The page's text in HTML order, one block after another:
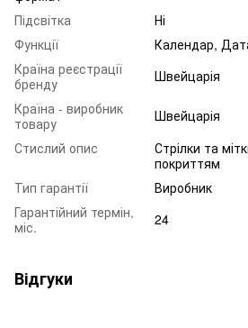
Підсвітка
Ні
Функції
Календар,
Країна реєстрації
бренду
Швейцарія
Країна - виробник
товару
Швейцарія
Стислий опис
Стрілки та
покриттям
Тип гарантії
Виробник
Гарантійний термін,
міс.
24
Відгуки